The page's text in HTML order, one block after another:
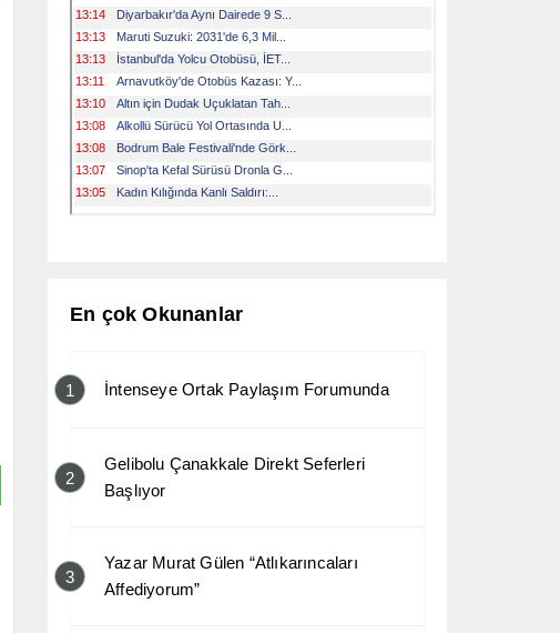
En çok Okunanlar
1 İntenseye Ortak Paylaşım Forumunda
2
Gelibolu Çanakkale Direkt Seferleri
Başlıyor
3
Yazar Murat Gülen “Atlıkarıncaları
Affediyorum”